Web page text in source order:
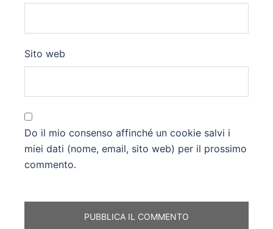
Sito web
Do il mio consenso affinché un cookie salvi i
miei dati (nome, email, sito web) per il prossimo
commento.